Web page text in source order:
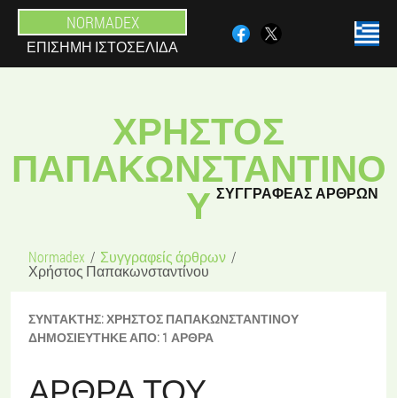
NORMADEX
ΕΠΊΣΗΜΗ ΙΣΤΟΣΕΛΊΔΑ
ΧΡΉΣΤΟΣ
ΠΑΠΑΚΩΝΣΤΑΝΤΊΝΟ
Υ ΣΥΓΓΡΑΦΈΑΣ ΆΡΘΡΩΝ
Normadex Συγγραφείς άρθρων
Χρήστος Παπακωνσταντίνου
ΣΥΝΤΆΚΤΗΣ:ΧΡΉΣΤΟΣ ΠΑΠΑΚΩΝΣΤΑΝΤΊΝΟΥ
ΔΗΜΟΣΙΕΎΤΗΚΕ ΑΠΌ: 1 ΆΡΘΡΑ